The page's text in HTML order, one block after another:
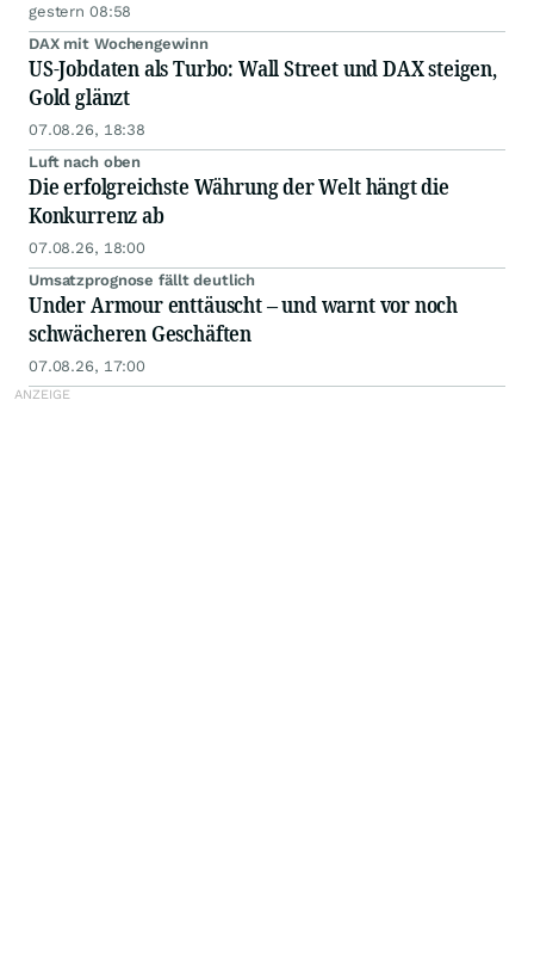
gestern 08:58
DAX mit Wochengewinn
US-Jobdaten als Turbo: Wall Street und DAX steigen,
Gold glänzt
07.08.26, 18:38
Luft nach oben
Die erfolgreichste Währung der Welt hängt die
Konkurrenz ab
07.08.26, 18:00
Umsatzprognose fällt deutlich
Under Armour enttäuscht – und warnt vor noch
schwächeren Geschäften
07.08.26, 17:00